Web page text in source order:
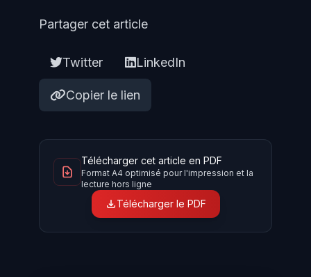
Partager cet article
Twitter LinkedIn
Copier le lien
Télécharger cet article en PDF
Format A4 optimisé pour l'impression et la
lecture hors ligne
Télécharger le PDF